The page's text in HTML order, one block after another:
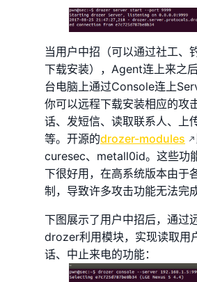
当用户中招（可以通过社工、
下载安装），Agent连上来之
台电脑上通过Console连上
你可以远程下载安装相应的攻
话、发短信、读取联系人、上
等。开源的drozer-modules
curesec、metall0id。这些功
下很好用，在高系统版本由于
制，导致许多攻击功能无法完成
下图展示了用户中招后，通过
drozer利用模块，实现读取用
话、中止来电的功能：